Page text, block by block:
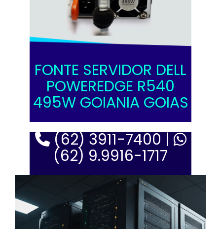
FONTE SERVIDOR DELL
POWEREDGE R540
495W GOIANIA GOIAS
(62) 3911-7400 |
(62) 9.9916-1717